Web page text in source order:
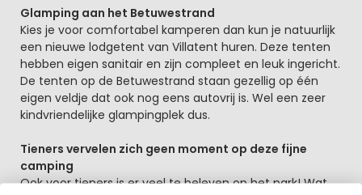
Glamping aan het Betuwestrand
Kies je voor comfortabel kamperen dan kun je natuurlijk
een nieuwe lodgetent van Villatent huren. Deze tenten
hebben eigen sanitair en zijn compleet en leuk ingericht.
De tenten op de Betuwestrand staan gezellig op één
eigen veldje dat ook nog eens autovrij is. Wel een zeer
kindvriendelijke glampingplek dus.
Tieners vervelen zich geen moment op deze fijne
camping
Ook voor tieners is er veel te beleven op het park! Wat